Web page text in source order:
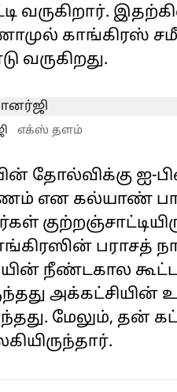
வருகிறார்.
காங்கிரஸ்
வருகிறது.
எக்ஸ் தளம்
தோல்விக்கு ஐ-
என கல்யாண்
பராசத்
நீண்டகால
அக்கட்சியின்
மேலும், தன்